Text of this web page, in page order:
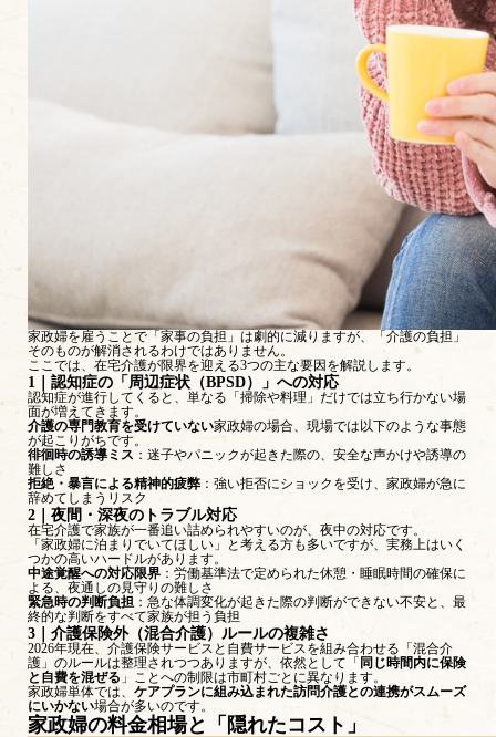
家政婦を雇うことで「家事の負担」は劇的に減りますが、「介護の負担」
そのものが解消されるわけではありません。
ここでは、在宅介護が限界を迎える3つの主な要因を解説します。
1｜認知症の「周辺症状（BPSD）」への対応
認知症が進行してくると、単なる「掃除や料理」だけでは立ち行かない場
面が増えてきます。
介護の専門教育を受けていない家政婦の場合、現場では以下のような事態
が起こりがちです。
徘徊時の誘導ミス ：迷子やパニックが起きた際の、安全な声かけや誘導の
難しさ
拒絶・暴言による精神的疲弊 ：強い拒否にショックを受け、家政婦が急に
辞めてしまうリスク
2｜夜間・深夜のトラブル対応
在宅介護で家族が一番追い詰められやすいのが、夜中の対応です。
「家政婦に泊まりでいてほしい」と考える方も多いですが、実務上はいく
つかの高いハードルがあります。
中途覚醒への対応限界 ：労働基準法で定められた休憩・睡眠時間の確保に
よる、夜通しの見守りの難しさ
緊急時の判断負担 ：急な体調変化が起きた際の判断ができない不安と、最
終的な判断をすべて家族が担う負担
3｜介護保険外（混合介護）ルールの複雑さ
2026年現在、介護保険サービスと自費サービスを組み合わせる「混合介
護」のルールは整理されつつありますが、依然として「 同じ時間内に保険
と自費を混ぜる 」ことへの制限は市町村ごとに異なります。
家政婦単体では、 ケアプランに組み込まれた訪問介護との連携がスムーズ
にいかない場合が多いのです。
家政婦の料金相場と「隠れたコスト」